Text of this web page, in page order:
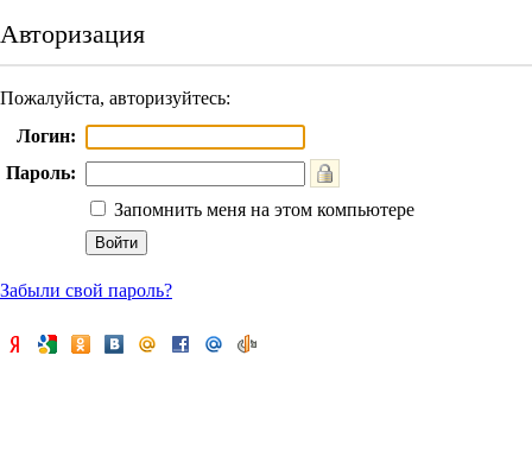
Авторизация
Пожалуйста, авторизуйтесь:
Логин:
Пароль:
Запомнить меня на этом компьютере
Забыли свой пароль?